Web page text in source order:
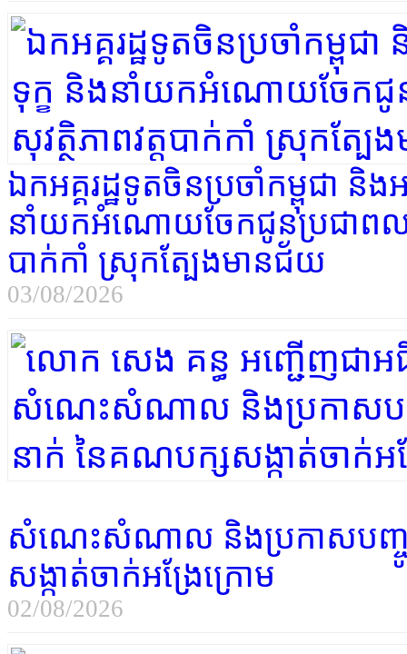
ឯកអគ្គរដ្ឋទូតចិនប្រចាំកម្ពុជា និ
នាំយកអំណោយចែកជូនប្រជាពល
បាក់កាំ ស្រុកត្បែងមានជ័យ
03/08/2026
សំណេះសំណាល និងប្រកាសបញ្ចូ
សង្កាត់ចាក់អង្រែក្រោម
02/08/2026